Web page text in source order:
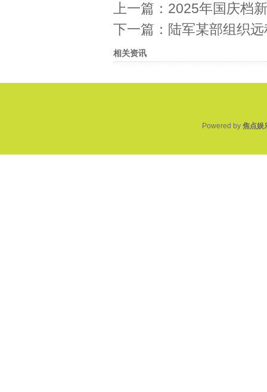
上一篇： 2025年国庆档
下一篇： 陆军某部组织
相关资讯
Powered by 焦点娱